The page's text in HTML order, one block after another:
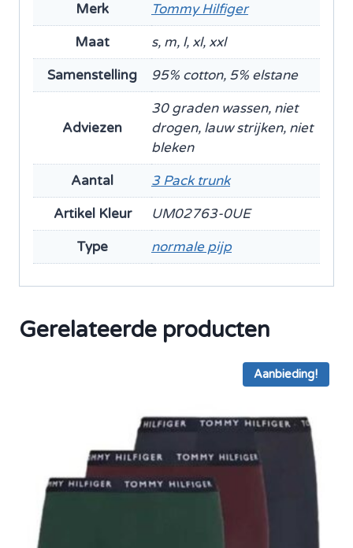
Merk
Tommy Hilfiger
Maat
s, m, l, xl, xxl
Samenstelling
95% cotton, 5% elstane
Adviezen
30 graden wassen, niet
drogen, lauw strijken, niet
bleken
Aantal
3 Pack trunk
Artikel Kleur
UM02763-0UE
Type
normale pijp
Gerelateerde producten
Aanbieding!